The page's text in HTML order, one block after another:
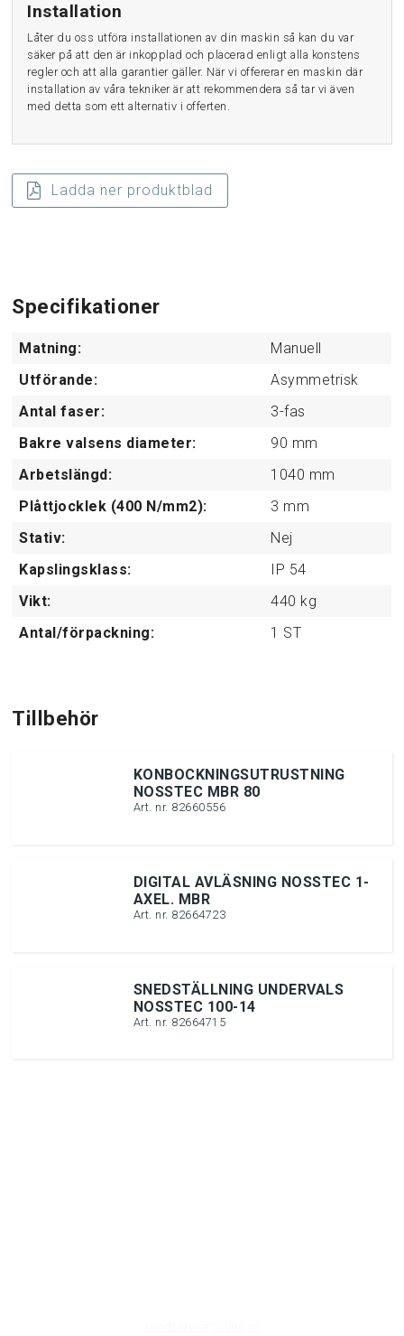
Installation
Låter du oss utföra installationen av din maskin så kan du var
säker på att den är inkopplad och placerad enligt alla konstens
regler och att alla garantier gäller. När vi offererar en maskin där
installation av våra tekniker är att rekommendera så tar vi även
med detta som ett alternativ i offerten.
Ladda ner produktblad
Specifikationer
Matning:
Manuell
Utförande:
Asymmetrisk
Antal faser:
3-fas
Bakre valsens diameter:
90 mm
Arbetslängd:
1040 mm
Plåttjocklek (400 N/mm2):
3 mm
Stativ:
Nej
Kapslingsklass:
IP 54
Vikt:
440 kg
Antal/förpackning:
1 ST
Tillbehör
KONBOCKNINGSUTRUSTNING
NOSSTEC MBR 80
Art. nr. 82660556
DIGITAL AVLÄSNING NOSSTEC 1-
AXEL. MBR
Art. nr. 82664723
SNEDSTÄLLNING UNDERVALS
NOSSTEC 100-14
Art. nr. 82664715